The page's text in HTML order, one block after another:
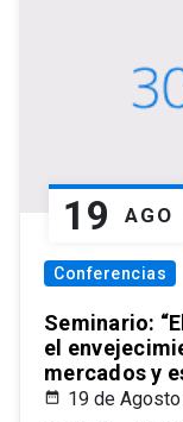
19 AGO
Conferencias
Seminario:
el
mercados y
19 de